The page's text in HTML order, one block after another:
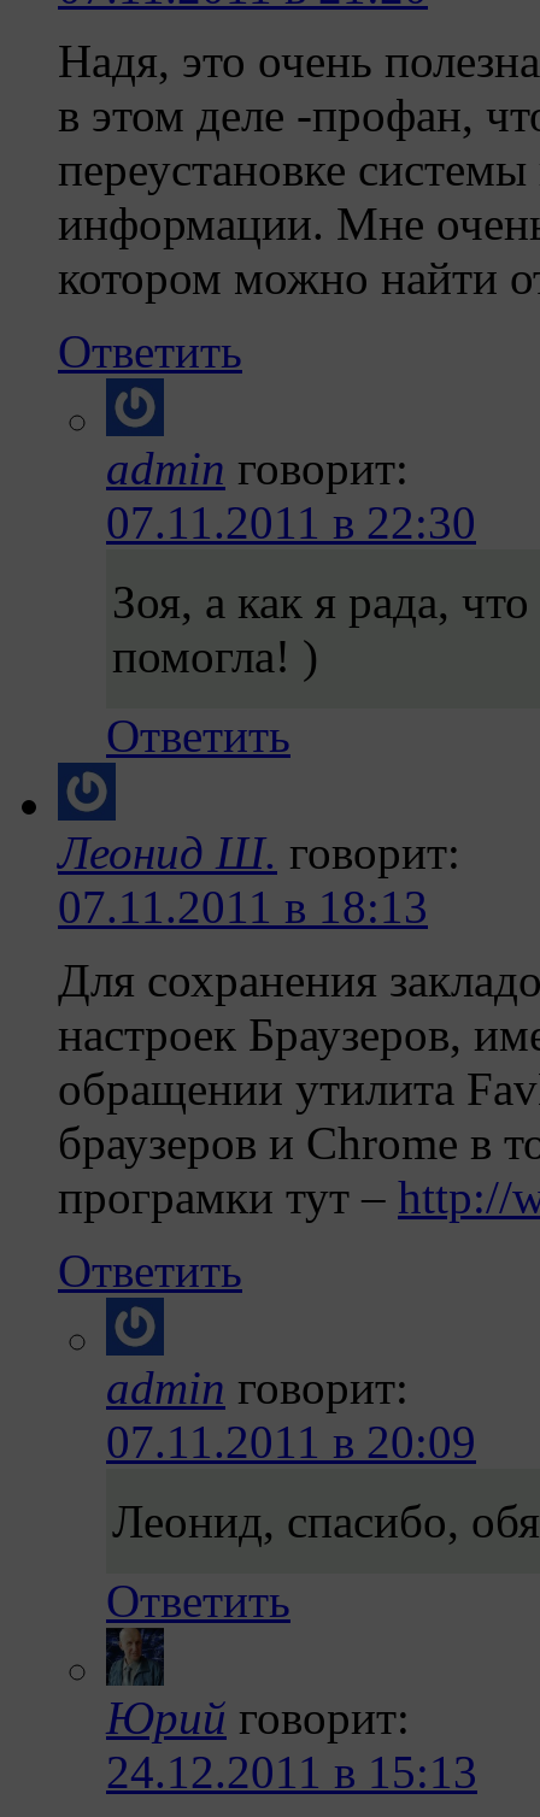
Надя, это очень
в этом деле -профан,
переустановке
информации. Мне
котором можно найти
Ответить
admin говорит:
07.11.2011 в 22:30
Зоя, а как я рада,
помогла! )
Ответить
Леонид Ш. говорит:
07.11.2011 в 18:13
Для сохранения
настроек Браузеров,
обращении утилита
браузеров и Chrome в
програмки тут – http://
Ответить
admin говорит:
07.11.2011 в 20:09
Леонид, спасибо,
Ответить
Юрий говорит:
24.12.2011 в 15:13